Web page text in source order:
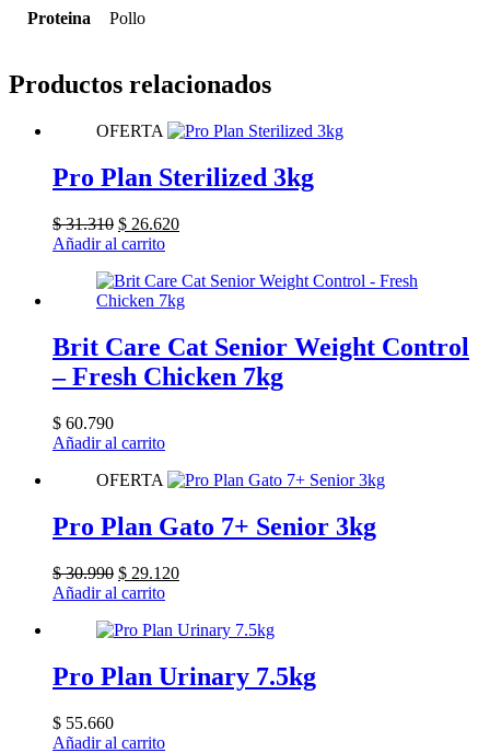
Proteina Pollo
Productos relacionados
OFERTA
Pro Plan Sterilized 3kg
$31.310 El
precio
era:
$ 31.310.
$ 26.620El
es:
$ 26.620.
Añadir al carrito
Brit Care Cat Senior Weight Control
– Fresh Chicken 7kg
$ 60.790
Añadir al carrito
OFERTA
Pro Plan Gato 7+ Senior 3kg
$30.990 El
precio
era:
$ 29.120El
es:
Añadir al carrito
Pro Plan Urinary 7.5kg
$ 55.660
Añadir al carrito